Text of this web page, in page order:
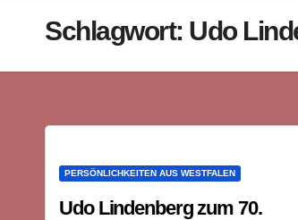
Schlagwort: Udo
PERSÖNLICHKEITEN AUS WESTFALEN
Udo Lindenberg zum 70.